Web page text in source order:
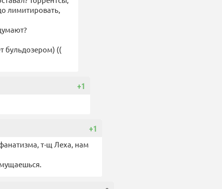
лимитировать,
бульдозером) ((
+1
+1
т-щ Леха, нам